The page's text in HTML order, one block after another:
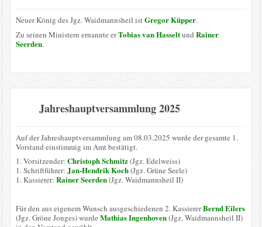
Neuer König des Jgz. Waidmannsheil istGregor Küpper.
Zu seinen Ministern ernannte erTobias van Hasseltund Rainer
Seerden.
Jahreshauptversammlung 2025
Auf der Jahreshauptversammlung am 08.03.2025 wurde der gesamte 1.
Vorstand einstimmig im Amt bestätigt.
1. Vorsitzender: Christoph Schmitz(Jgz. Edelweiss)
1. Schriftführer: Jan-Hendrik Koch(Jgz. Grüne Seele)
1. Kassierer: Rainer Seerden(Jgz. Waidmannsheil II)
Für den aus eigenem Wunsch ausgeschiedenen 2. KassiererBernd Eilers
(Jgz. Gröne Jonges) wurde Mathias Ingenhoven(Jgz. Waidmannsheil II)